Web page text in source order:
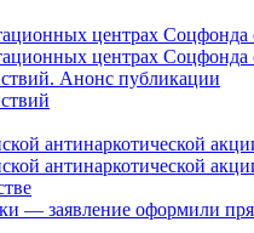
центрах
центрах Соцфонда
Анонс публикации
антинаркотической
антинаркотической
— заявление оформили